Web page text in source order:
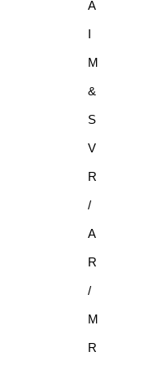
A
I
M
&
S
V
R
/
A
R
/
M
R